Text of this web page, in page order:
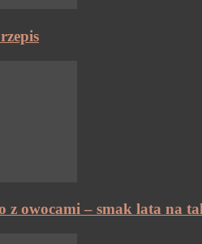
z owocami – smak lata na